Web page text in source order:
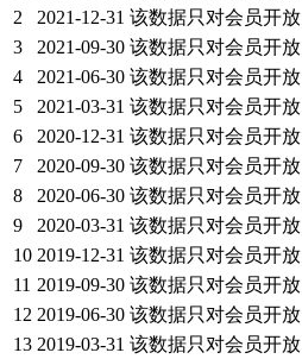
2
2021-12-31 该数据只对会员开放
3
2021-09-30 该数据只对会员开放
4
2021-06-30 该数据只对会员开放
5
2021-03-31 该数据只对会员开放
6
2020-12-31 该数据只对会员开放
7
2020-09-30 该数据只对会员开放
8
2020-06-30 该数据只对会员开放
9
2020-03-31 该数据只对会员开放
10 2019-12-31 该数据只对会员开放
11 2019-09-30 该数据只对会员开放
12 2019-06-30 该数据只对会员开放
13 2019-03-31 该数据只对会员开放